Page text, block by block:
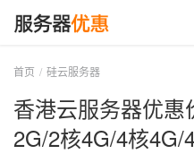
首页 硅云服务器
香港云服务器优
2G/2核4G/4核4G/